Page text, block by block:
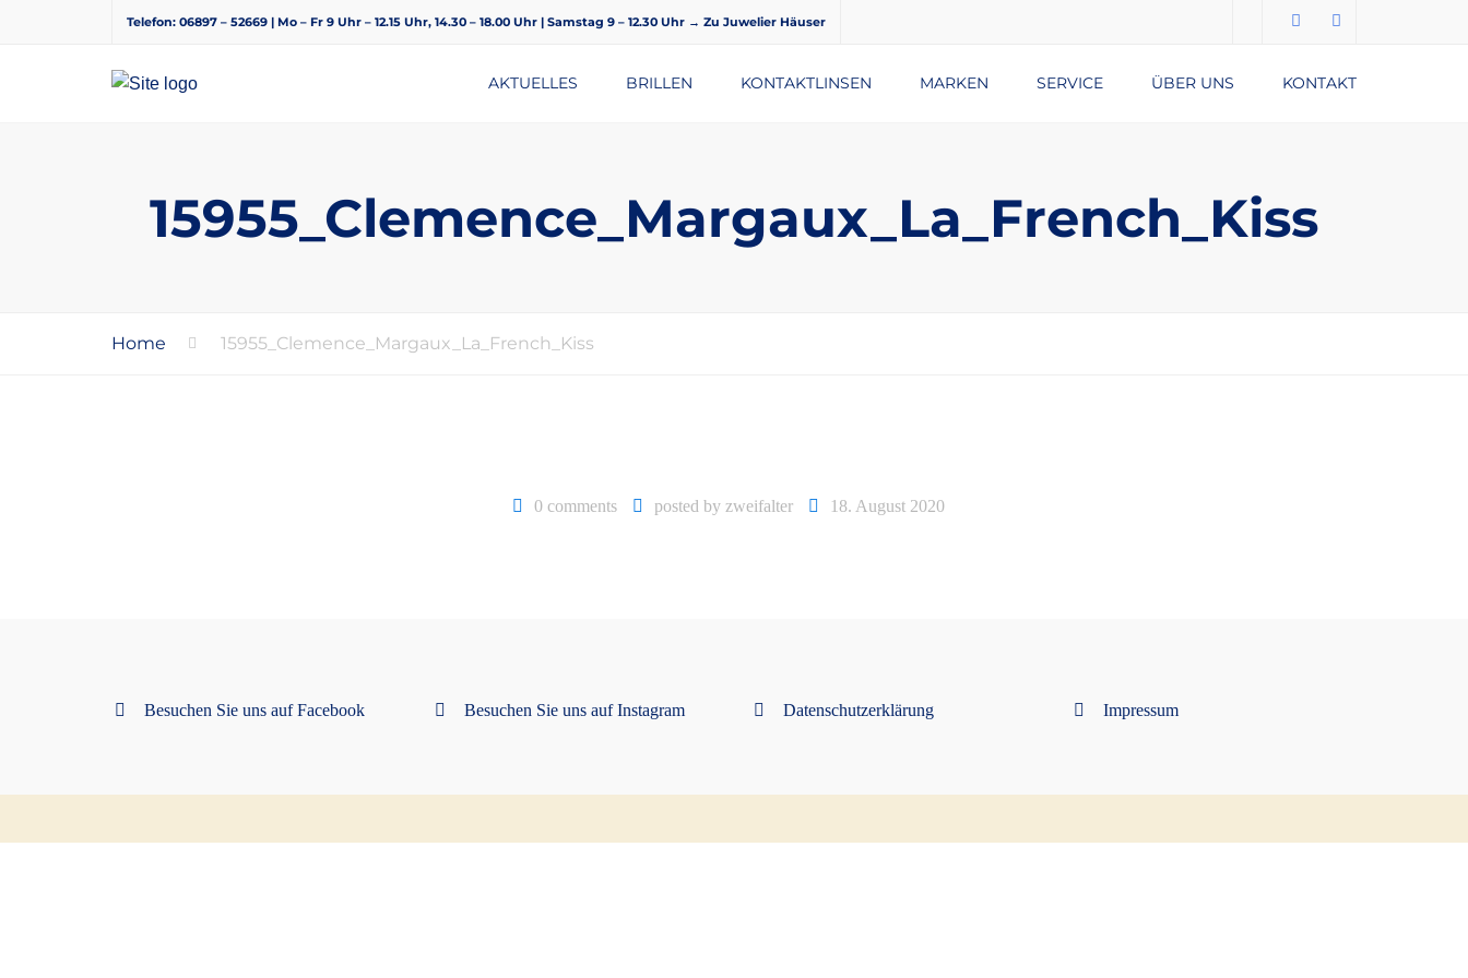
Telefon: 06897 – 52669 | Mo – Fr 9 Uhr – 12.15 Uhr, 14.30 – 18.00 Uhr | Samstag 9 – 12.30 Uhr → Zu Juwelier Häuser
Submit
AKTUELLES BRILLEN KONTAKTLINSEN MARKEN SERVICE ÜBER UNS KONTAKT
15955_Clemence_Margaux_La_French_Kiss
Home 15955_Clemence_Margaux_La_French_Kiss
0 comments posted by zweifalter 18. August 2020
Besuchen Sie uns auf Facebook Besuchen Sie uns auf Instagram Datenschutzerklärung Impressum